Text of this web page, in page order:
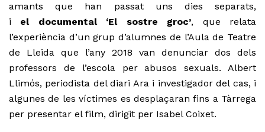
amants que han passat uns dies separats,
i el documental ‘El sostre groc’, que relata
l’experiència d’un grup d’alumnes de l’Aula de Teatre
de Lleida que l’any 2018 van denunciar dos dels
professors de l’escola per abusos sexuals. Albert
Llimós, periodista del diari Ara i investigador del cas, i
algunes de les víctimes es desplaçaran fins a Tàrrega
per presentar el film, dirigit per Isabel Coixet.